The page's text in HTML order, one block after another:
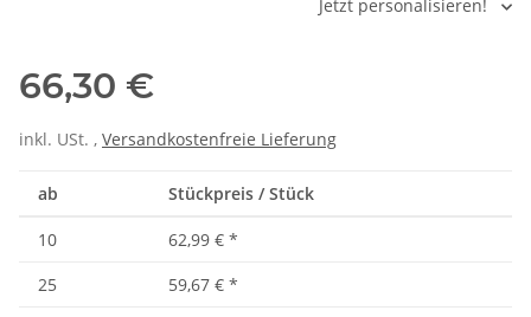
Jetzt personalisieren!
66,30 €
inkl. USt. , Versandkostenfreie Lieferung
ab Stückpreis / Stück
10 62,99 € *
25
59,67 € *